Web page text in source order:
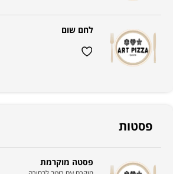
לחם שום
פסטות
פסטה מוקרמת